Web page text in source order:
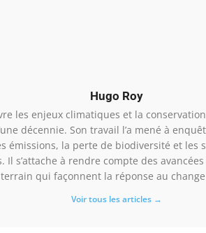
Hugo Roy
les enjeux climatiques et la
décennie. Son travail l’a mené à
émissions, la perte de biodiversité et les
Il s’attache à rendre compte des
qui façonnent la réponse au
Voir tous les articles →